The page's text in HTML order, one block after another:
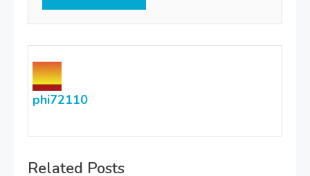
phi72110
Related Posts